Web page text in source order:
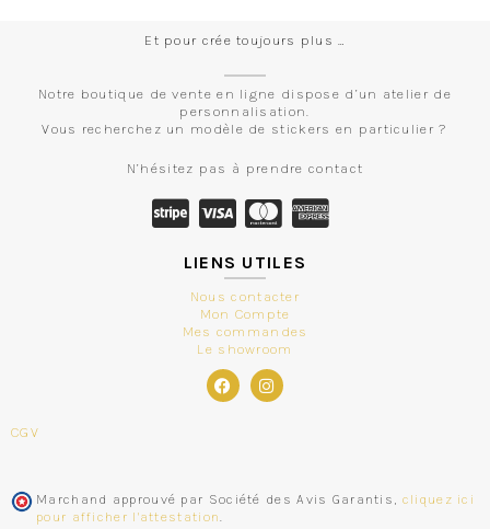
Et pour crée toujours plus …
Notre boutique de vente en ligne dispose d’un atelier de
personnalisation.
Vous recherchez un modèle de stickers en particulier ?
N’hésitez pas à prendre contact
LIENS UTILES
Nous contacter
Mon Compte
Mes commandes
Le showroom
CGV
Marchand approuvé par Société des Avis Garantis, cliquez ici
pour afficher l'attestation.